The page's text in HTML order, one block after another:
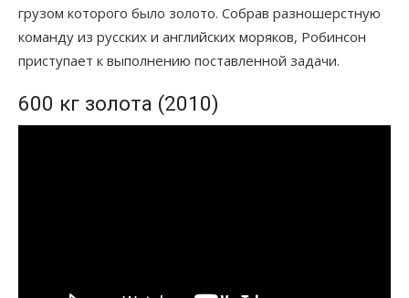
грузом которого было золото. Собрав разношерстную
команду из русских и английских моряков, Робинсон
приступает к выполнению поставленной задачи.
600 кг золота (2010)